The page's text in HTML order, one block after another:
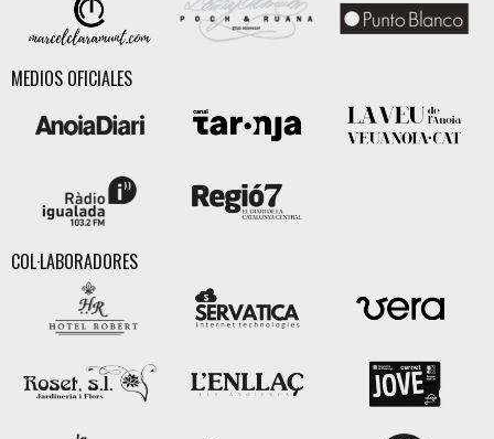
MEDIOS OFICIALES
COL·LABORADORES